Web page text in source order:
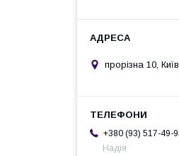
прорізна 10,
+380 (93) 517-49-
Надія